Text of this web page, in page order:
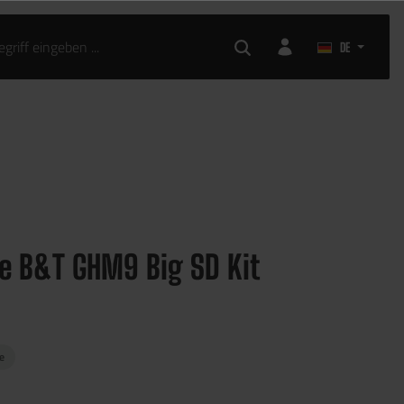
AIRSOFT ZUBEHÖR DE
B&T GHM9 Big SD Kit